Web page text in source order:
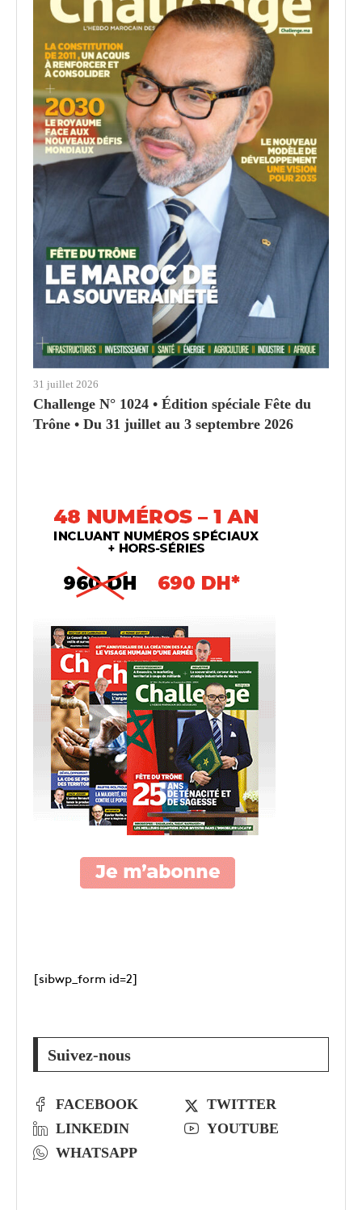
31 juillet 2026
Challenge N° 1024 • Édition spéciale Fête du
Trône • Du 31 juillet au 3 septembre 2026
[sibwp_form id=2]
Suivez-nous
FACEBOOK
TWITTER
LINKEDIN
YOUTUBE
WHATSAPP